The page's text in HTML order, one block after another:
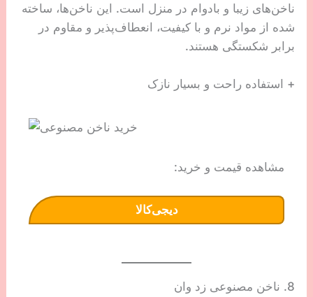
ناخن‌های زیبا و بادوام در منزل است. این ناخن‌ها، ساخته
شده از مواد نرم و با کیفیت، انعطاف‌پذیر و مقاوم در
برابر شکستگی هستند.
+ استفاده راحت و بسيار نازک
مشاهده قیمت و خرید:
دیجی‌کالا
8. ناخن مصنوعی زد وان